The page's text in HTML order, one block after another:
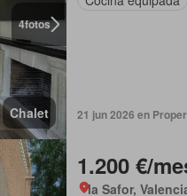
4fotos
Chalet 21 jun 2026 en
1.200 €/
la Safor,